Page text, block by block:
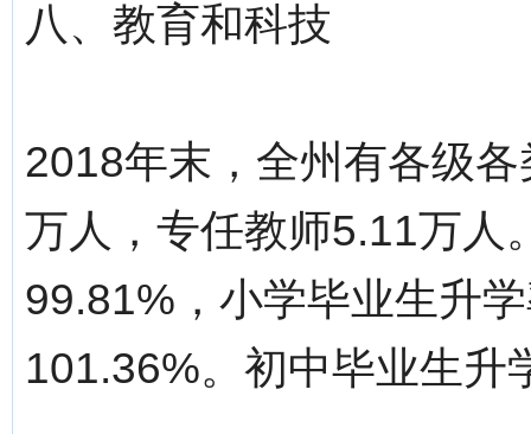
八、教育和科技
2018年末，全州有各级
万人，专任教师5.11万人
99.81%，小学毕业生升
101.36%。初中毕业生升